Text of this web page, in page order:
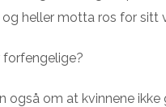
heller motta ros for sitt
forfengelige?
også om at kvinnene ikke